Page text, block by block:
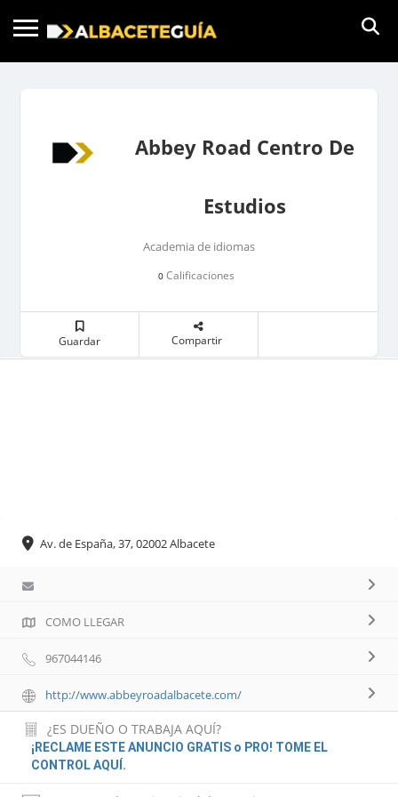
Abbey Road Centro De
Estudios
Academia de idiomas
0 Calificaciones
Guardar Compartir
Av. de España, 37, 02002 Albacete
COMO LLEGAR
967044146
http://www.abbeyroadalbacete.com/
¿ES DUEÑO O TRABAJA AQUÍ?
¡RECLAME ESTE ANUNCIO GRATIS o PRO! TOME EL
CONTROL AQUÍ.